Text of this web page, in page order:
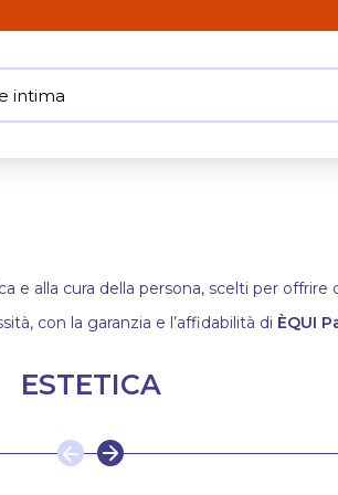
intima
e alla cura della persona, scelti per
con la garanzia e l’affidabilità di ÈQUI
ESTETICA